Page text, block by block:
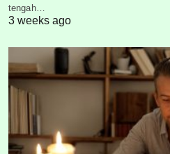
tengah…
3 weeks ago